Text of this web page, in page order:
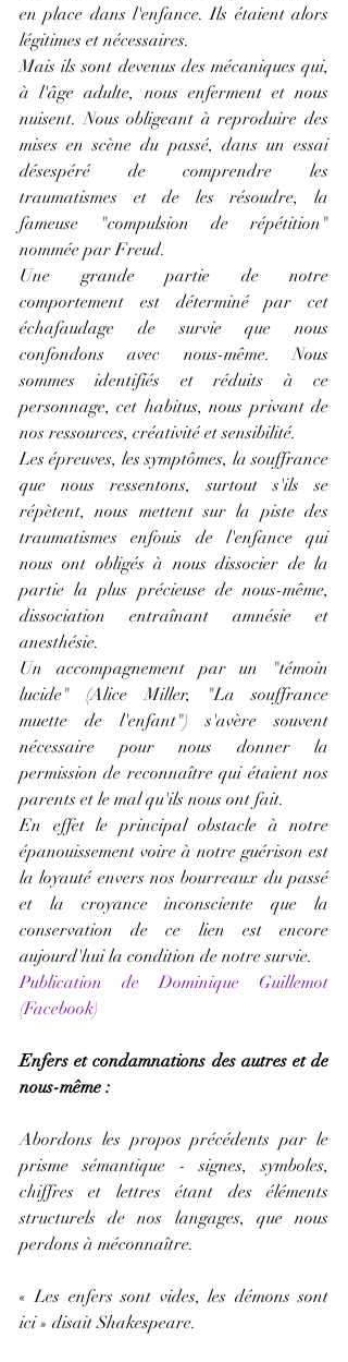
en place dans l'enfance. Ils étaient alors
légitimes et nécessaires.
Mais ils sont devenus des mécaniques qui,
à l'âge adulte, nous enferment et nous
nuisent. Nous obligeant à reproduire des
mises en scène du passé, dans un essai
désespéré de comprendre les
traumatismes et de les résoudre, la
fameuse "compulsion de répétition"
nommée par Freud.
Une grande partie de notre
comportement est déterminé par cet
échafaudage de survie que nous
confondons avec nous-même. Nous
sommes identifiés et réduits à ce
personnage, cet habitus, nous privant de
nos ressources, créativité et sensibilité.
Les épreuves, les symptômes, la souffrance
que nous ressentons, surtout s'ils se
répètent, nous mettent sur la piste des
traumatismes enfouis de l'enfance qui
nous ont obligés à nous dissocier de la
partie la plus précieuse de nous-même,
dissociation entraînant amnésie et
anesthésie.
Un accompagnement par un "témoin
lucide" (Alice Miller, "La souffrance
muette de l'enfant") s'avère souvent
nécessaire pour nous donner la
permission de reconnaître qui étaient nos
parents et le mal qu'ils nous ont fait.
En effet le principal obstacle à notre
épanouissement voire à notre guérison est
la loyauté envers nos bourreaux du passé
et la croyance inconsciente que la
conservation de ce lien est encore
aujourd'hui la condition de notre survie.
Publication de Dominique Guillemot
(Facebook)
Enfers et condamnations des autres et de
nous-même :
Abordons les propos précédents par le
prisme sémantique - signes, symboles,
chiffres et lettres étant des éléments
structurels de nos langages, que nous
perdons à méconnaître.
« Les enfers sont vides, les démons sont
ici » disait Shakespeare.